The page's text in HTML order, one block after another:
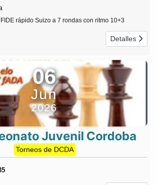
rápido Suizo a 7 rondas con ritmo 10+3
Detalles
06
Jun
2026
Juvenil Cordoba
Torneos de DCDA